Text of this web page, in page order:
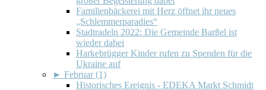
Familienbäckerei mit Herz öffnet ihr neues
„Schlemmerparadies“
Stadtradeln 2022: Die Gemeinde Barßel ist
wieder dabei
Harkebrügger Kinder rufen zu Spenden für die
Ukraine auf
► Februar (1)
Historisches Ereignis - EDEKA Markt Schmidt